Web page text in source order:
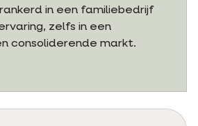
in een familiebedrijf
zelfs in een
consoliderende markt.